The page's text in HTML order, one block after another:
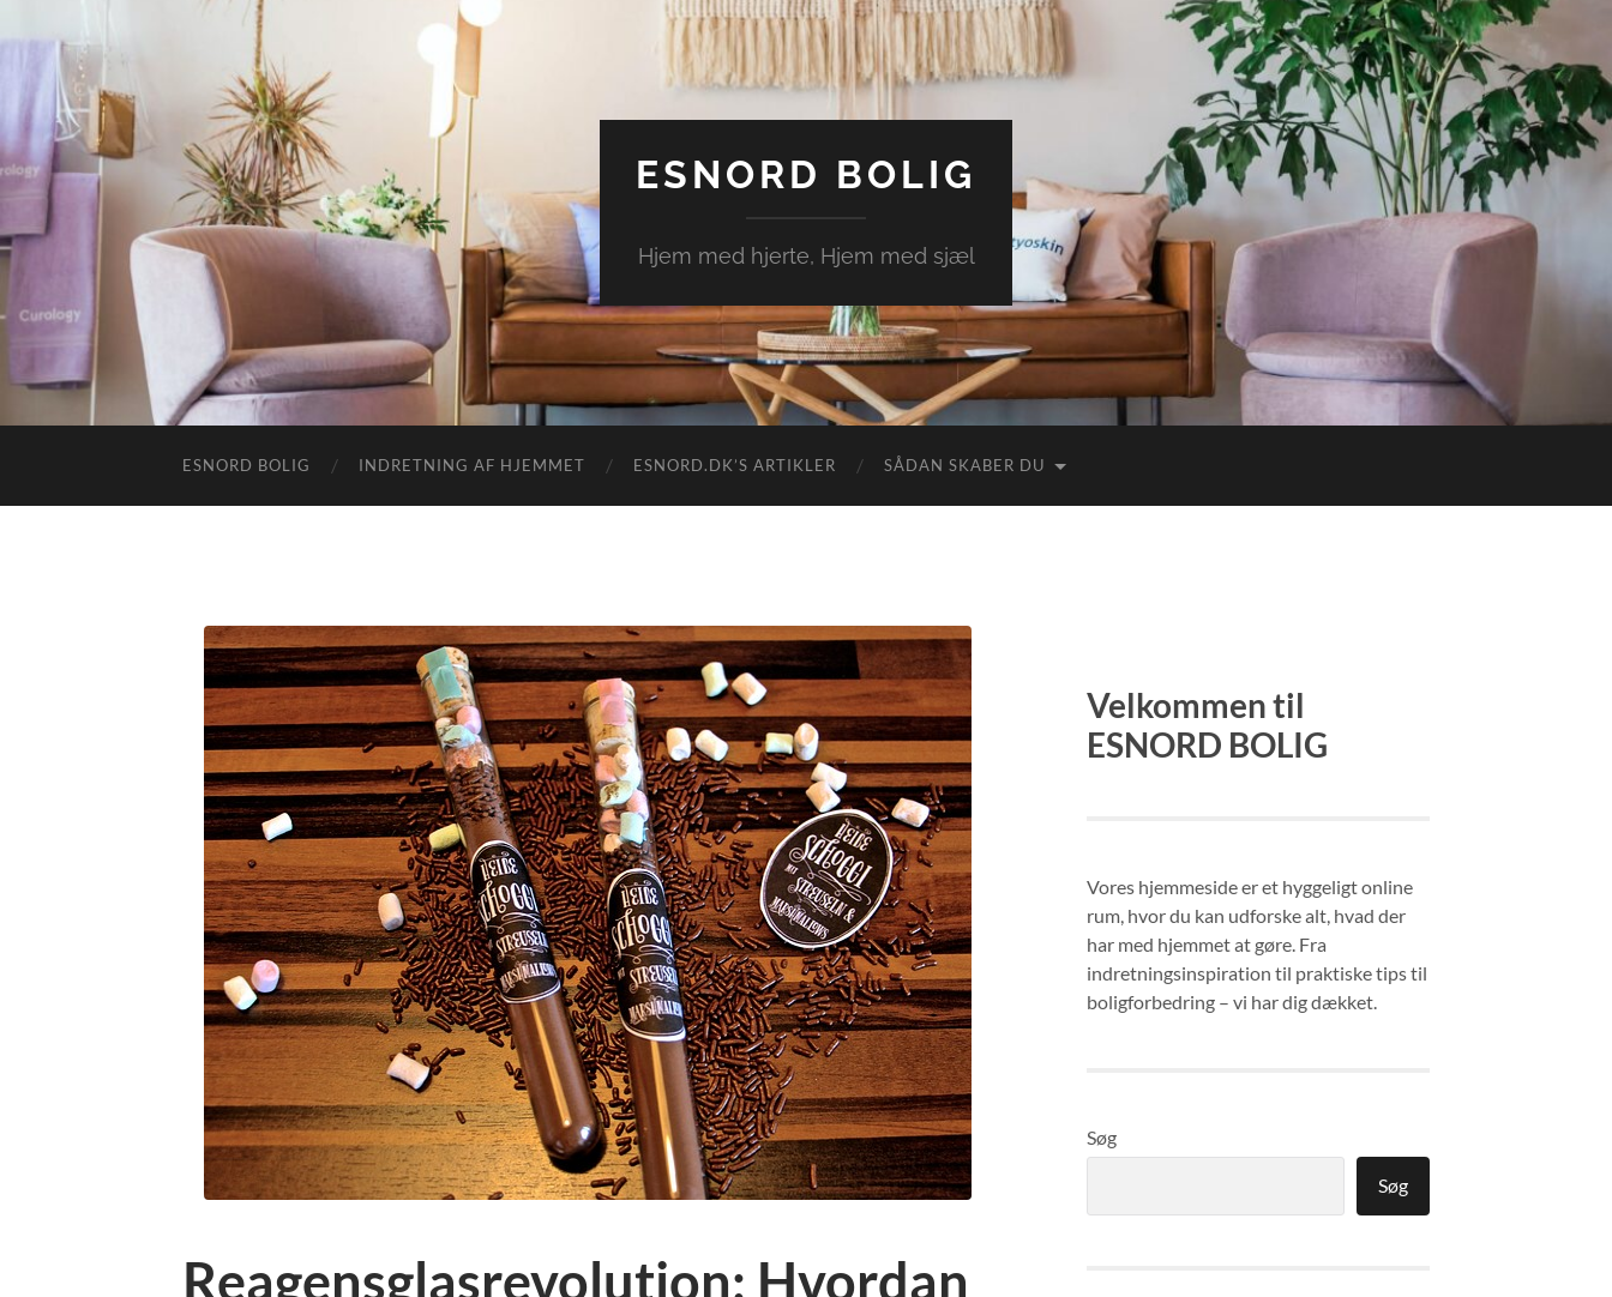
ESNORD BOLIG
Hjem med hjerte, Hjem med sjæl
ESNORD BOLIG INDRETNING AF HJEMMET ESNORD.DK’S ARTIKLER SÅDAN SKABER DU
Reagensglasrevolution: Hvordan
Velkommen til
ESNORD BOLIG
Vores hjemmeside er et hyggeligt online
rum, hvor du kan udforske alt, hvad der
har med hjemmet at gøre. Fra
indretningsinspiration til praktiske tips til
boligforbedring – vi har dig dækket.
Søg
Søg